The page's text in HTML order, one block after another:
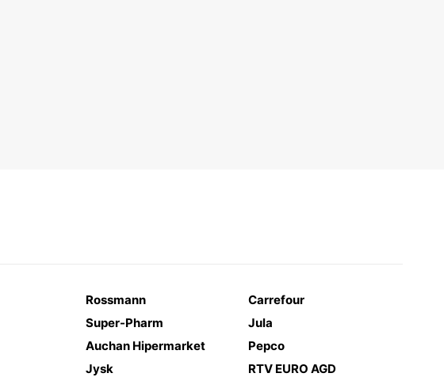
Rossmann
Carrefour
Super-Pharm
Jula
Auchan Hipermarket
Pepco
Jysk RTV EURO AGD